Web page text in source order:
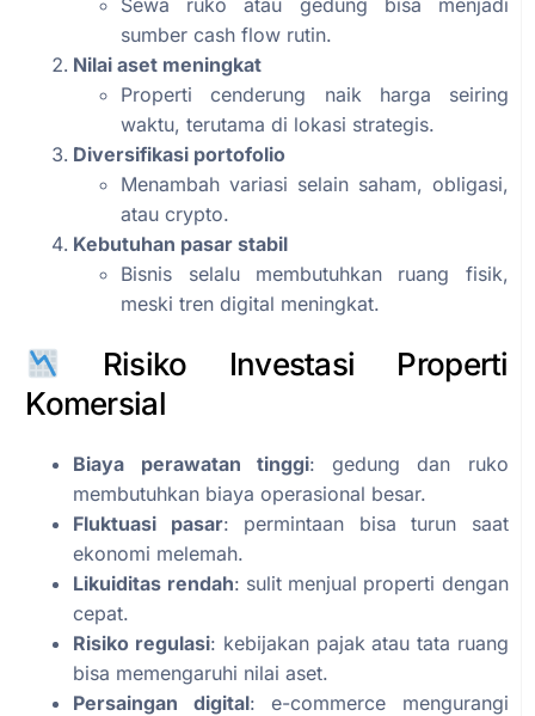
sumber cash flow rutin.
Nilai aset meningkat
Properti cenderung naik harga seiring
waktu, terutama di lokasi strategis.
Diversifikasi portofolio
Menambah variasi selain saham, obligasi,
atau crypto.
Kebutuhan pasar stabil
Bisnis selalu membutuhkan ruang fisik,
meski tren digital meningkat.
Risiko Investasi Properti
Komersial
Biaya perawatan tinggi: gedung dan ruko
membutuhkan biaya operasional besar.
Fluktuasi pasar: permintaan bisa turun saat
ekonomi melemah.
Likuiditas rendah: sulit menjual properti dengan
cepat.
Risiko regulasi: kebijakan pajak atau tata ruang
bisa memengaruhi nilai aset.
Persaingan digital: e-commerce mengurangi